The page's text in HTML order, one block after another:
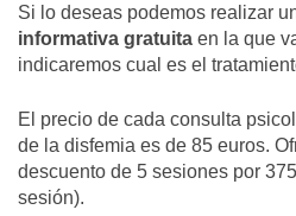
Si lo deseas podemos realizar
informativa gratuita en la que
indicaremos cual es el
El precio de cada consulta
de la disfemia es de 85 euros.
descuento de 5 sesiones por
sesión).